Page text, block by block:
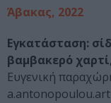
Άβακας, 2022
Εγκατάσταση:
βαμβακερό
Ευγενική
a.antonopoulou.art